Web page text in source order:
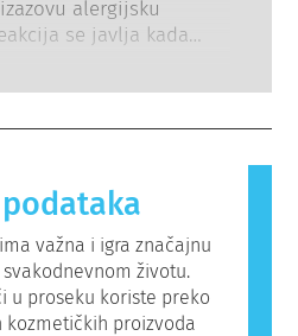
da sprovedu
rizike, uključujući
poremećaje.
u cilju procene
sastojaka i
alergijsku
se javlja kada
na supstance
većinu ljudi. Supstanca
neke ljude. To ne znači
za druge ljude.
važna i igra značajnu
životu.
u proseku koriste preko
proizvoda